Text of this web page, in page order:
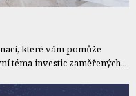
které vám pomůže
téma investic zaměřených...